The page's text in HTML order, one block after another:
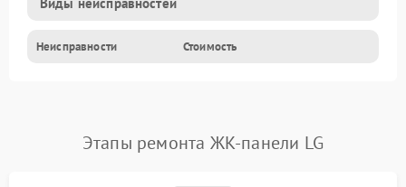
Неисправности Стоимость
Этапы ремонта ЖК-панели LG